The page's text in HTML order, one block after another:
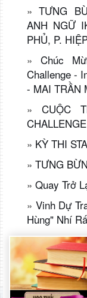
» TƯNG
ANH NGỮ
PHỦ, P.
» Chúc
Challenge -
- MAI TRẦN
»
CUỘC
» KỲ THI
» TƯNG
» Quay Trở
» Vinh Dự
Hùng" Nhí